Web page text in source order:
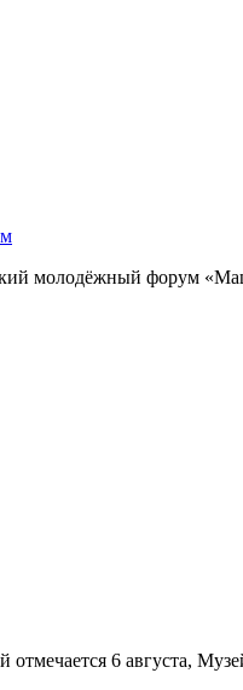
молодёжный форум
6 августа,